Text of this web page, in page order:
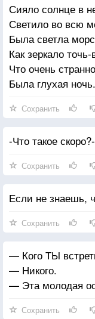
Сияло солнце в
Светило во всю
Была светла
Как зеркало точь-
Что очень
Была глухая ночь.
Сохранить
-Что такое
Сохранить
Если не знаешь,
Сохранить
— Кого ТЫ
— Никого.
— Эта молодая
Сохранить